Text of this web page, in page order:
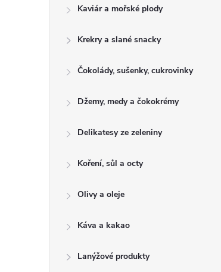
Kaviár a mořské plody
Krekry a slané snacky
Čokolády, sušenky, cukrovinky
Džemy, medy a čokokrémy
Delikatesy ze zeleniny
Koření, sůl a octy
Olivy a oleje
Káva a kakao
Lanýžové produkty